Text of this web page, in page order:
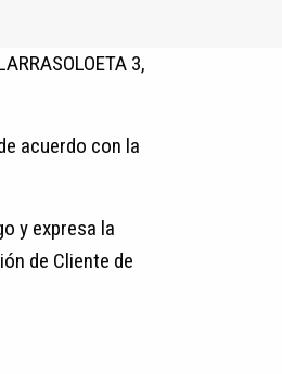
3,
acuerdo con la
y expresa la
de Cliente de